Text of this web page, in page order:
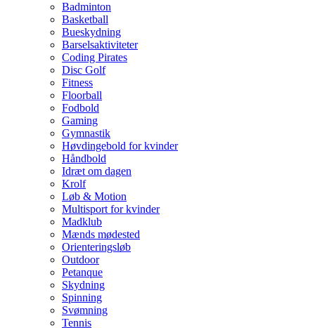
Badminton
Basketball
Bueskydning
Barselsaktiviteter
Coding Pirates
Disc Golf
Fitness
Floorball
Fodbold
Gaming
Gymnastik
Høvdingebold for kvinder
Håndbold
Idræt om dagen
Krolf
Løb & Motion
Multisport for kvinder
Madklub
Mænds mødested
Orienteringsløb
Outdoor
Petanque
Skydning
Spinning
Svømning
Tennis